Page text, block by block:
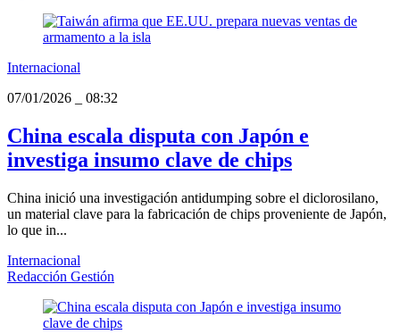
Internacional
07/01/2026
08:32
China escala disputa con Japón e
investiga insumo clave de chips
China inició una investigación antidumping sobre el diclorosilano,
un material clave para la fabricación de chips proveniente de Japón,
lo que in...
Internacional
Redacción Gestión